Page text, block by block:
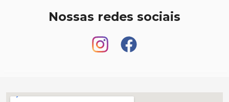
Nossas redes sociais